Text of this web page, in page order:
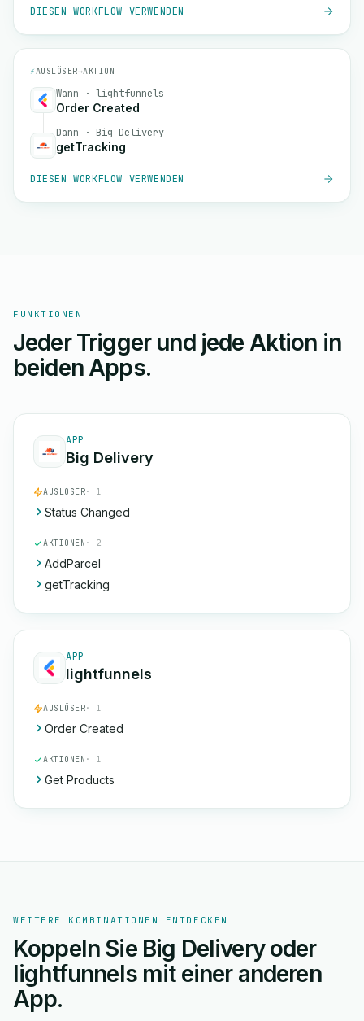
DIESEN WORKFLOW VERWENDEN
⚡AUSLÖSER→AKTION
Wann · lightfunnels
Order Created
Dann · Big Delivery
getTracking
DIESEN WORKFLOW VERWENDEN
FUNKTIONEN
Jeder Trigger und jede Aktion in
beiden Apps.
APP
Big Delivery
AUSLÖSER· 1
Status Changed
AKTIONEN · 2
AddParcel
getTracking
APP
lightfunnels
AUSLÖSER· 1
Order Created
AKTIONEN · 1
Get Products
WEITERE KOMBINATIONEN ENTDECKEN
Koppeln Sie Big Delivery oder
lightfunnels mit einer anderen
App.